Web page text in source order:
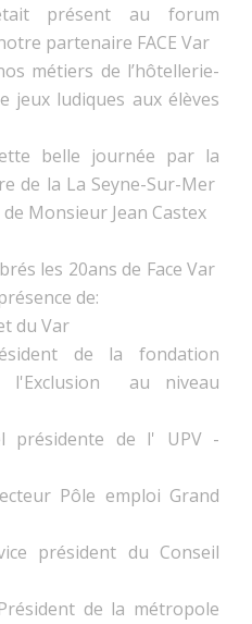
présent au forum
partenaire FACE Var
métiers de l’hôtellerie-
jeux ludiques aux élèves
belle journée par la
de la La Seyne-Sur-Mer
Monsieur Jean Castex
les 20ans de Face Var
de:
du Var
de la fondation
l'Exclusion au niveau
présidente de l' UPV -
Pôle emploi Grand
président du Conseil
de la métropole